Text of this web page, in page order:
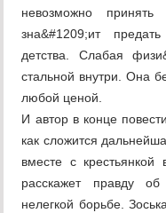
невозможно
зна&#1209;ит
детства. Слабая
стальной внутри. Она
любой ценой.
И автор в конце
как сложится
вместе с крестьянкой
расскажет правду
нелегкой борьбе.